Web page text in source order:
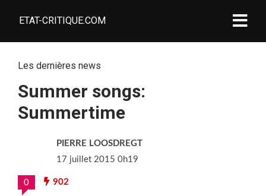
ETAT-CRITIQUE.COM
Les dernières news
Summer songs:
Summertime
PIERRE LOOSDREGT
17 juillet 2015 0h19
0 902